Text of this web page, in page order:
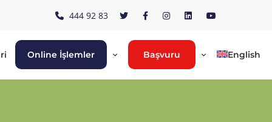
444 92 83
Online İşlemler Başvuru English